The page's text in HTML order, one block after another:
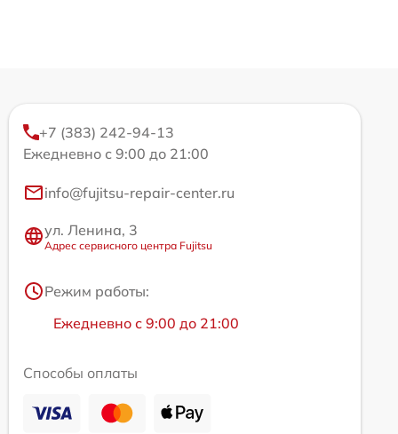
+7 (383) 242-94-13
Ежедневно с 9:00 до 21:00
info@fujitsu-repair-center.ru
ул. Ленина, 3
Адрес сервисного центра Fujitsu
Режим работы:
Ежедневно с 9:00 до 21:00
Способы оплаты